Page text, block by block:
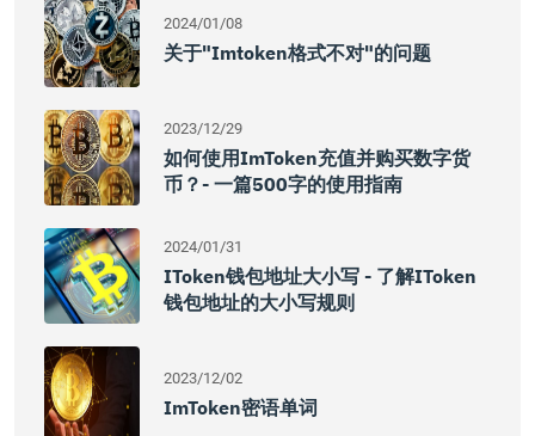
2024/01/08
关于"imtoken格式不对"的问题
2023/12/29
如何使用imToken充值并购买数字货
币？- 一篇500字的使用指南
2024/01/31
IToken钱包地址大小写 - 了解iToken
钱包地址的大小写规则
2023/12/02
ImToken密语单词